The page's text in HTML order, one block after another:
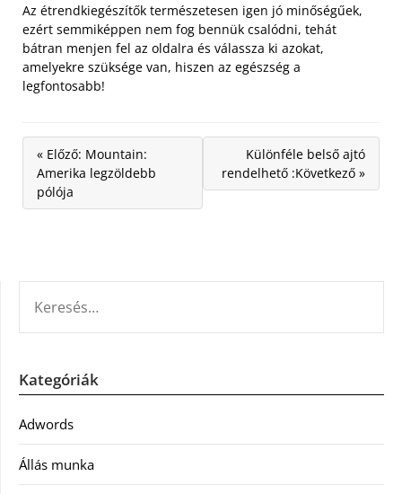
Az étrendkiegészítők természetesen igen jó minőségűek,
ezért semmiképpen nem fog bennük csalódni, tehát
bátran menjen fel az oldalra és válassza ki azokat,
amelyekre szüksége van, hiszen az egészség a
legfontosabb!
« Előző: Mountain:
Amerika legzöldebb
pólója
Különféle belső ajtó
rendelhető :Következő »
Kategóriák
Adwords
Állás munka